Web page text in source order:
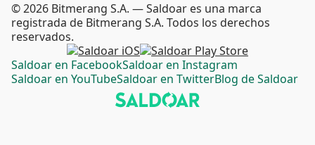
Saldoar en FacebookSaldoar en Instagram
Saldoar en YouTubeSaldoar en TwitterBlog de Saldoar
© 2026 Bitmerang S.A. — Saldoar es una marca
registrada de Bitmerang S.A. Todos los derechos
reservados.